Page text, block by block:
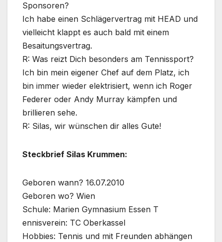
Sponsoren?
Ich habe einen Schlägervertrag mit HEAD und
vielleicht klappt es auch bald mit einem
Besaitungsvertrag.
R: Was reizt Dich besonders am Tennissport?
Ich bin mein eigener Chef auf dem Platz, ich
bin immer wieder elektrisiert, wenn ich Roger
Federer oder Andy Murray kämpfen und
brillieren sehe.
R: Silas, wir wünschen dir alles Gute!
Steckbrief Silas Krummen:
Geboren wann? 16.07.2010
Geboren wo? Wien
Schule: Marien Gymnasium Essen T
ennisverein: TC Oberkassel
Hobbies: Tennis und mit Freunden abhängen